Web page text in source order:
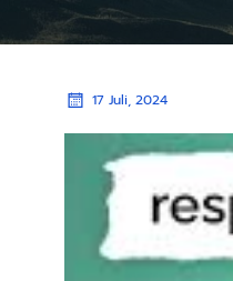
17 Juli, 2024